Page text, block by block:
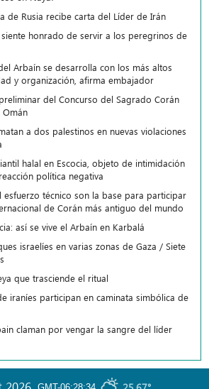
de Rusia recibe carta del Líder de Irán
siente honrado de servir a los peregrinos de
Arbaín se desarrolla con los más altos
y organización, afirma embajador
del Concurso del Sagrado Corán
Omán
a dos palestinos en nuevas violaciones
halal en Escocia, objeto de intimidación
política negativa
esfuerzo técnico son la base para participar
de Corán más antiguo del mundo
así se vive el Arbaín en Karbalá
israelíes en varias zonas de Gaza / Siete
que trasciende el ritual
iraníes participan en caminata simbólica de
claman por vengar la sangre del líder